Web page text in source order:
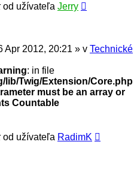
od užívateľa Jerry
Apr 2012, 20:21 » v Technické
: in file
lib/Twig/Extension/Core.php
must be an array or
Countable
od užívateľa RadimK